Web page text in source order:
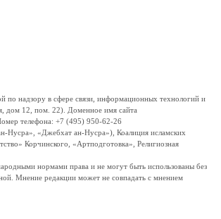
надзору в сфере связи, информационных технологий и
дом 12, пом. 22). Доменное имя сайта
телефона: +7 (495) 950-62-26
Нусра», «Джебхат ан-Нусра»), Коалиция исламских
Корчинского, «Артподготовка», Религиозная
нормами права и не могут быть использованы без
Мнение редакции может не совпадать с мнением